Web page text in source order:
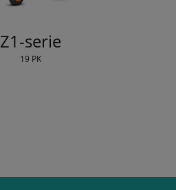
Z1-serie
19 PK